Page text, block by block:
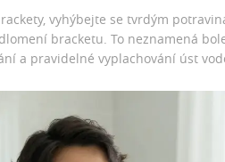
vyhýbejte se tvrdým
bracketu. To neznamená
a pravidelné vyplachování úst